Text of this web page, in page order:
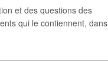
et des questions des
qui le contiennent, dans